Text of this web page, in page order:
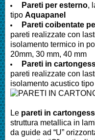
Pareti per esterno,
tipo Aquapanel
Pareti coibentate
pareti realizzate con
isolamento termico in
20mm, 30 mm, 40 mm
Pareti in
pareti realizzate con
isolamento acustico
Le pareti in
struttura metallica in
da guide ad “U”